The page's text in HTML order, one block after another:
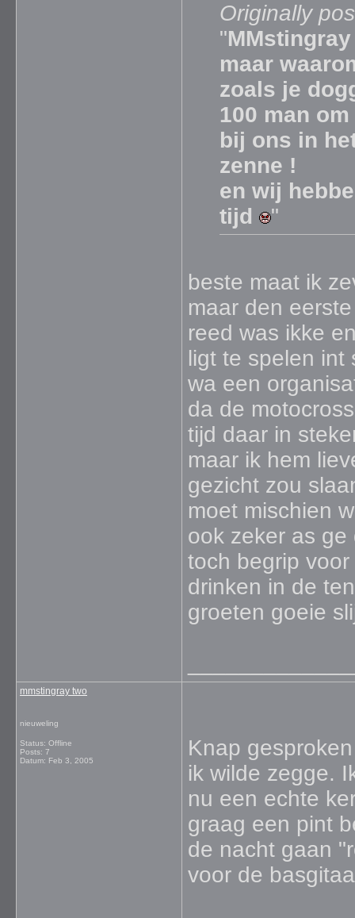
Originally
"
maar
zoals je
100 man
bij ons in
zenne !
en wij
tijd
"
beste maat ik
maar den
reed was ikke
ligt te spelen int
wa een
da de
tijd daar in
maar ik hem
gezicht zou
moet mischien
ook zeker as
toch begrip
drinken in de
groeten goeie
mmstingray two
nieuweling
Status: Offline
Posts: 7
Datum: Feb 3, 2005
Knap
ik wilde zegge.
nu een echte
graag een pint
de nacht gaan
voor de